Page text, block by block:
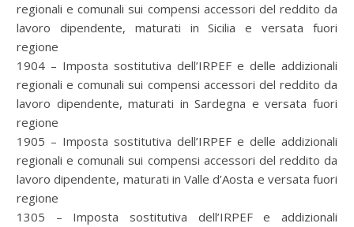
regionali e comunali sui compensi accessori del reddito da
lavoro dipendente, maturati in Sicilia e versata fuori
regione
1904 – Imposta sostitutiva dell’IRPEF e delle addizionali
regionali e comunali sui compensi accessori del reddito da
lavoro dipendente, maturati in Sardegna e versata fuori
regione
1905 – Imposta sostitutiva dell’IRPEF e delle addizionali
regionali e comunali sui compensi accessori del reddito da
lavoro dipendente, maturati in Valle d’Aosta e versata fuori
regione
1305 – Imposta sostitutiva dell’IRPEF e addizionali